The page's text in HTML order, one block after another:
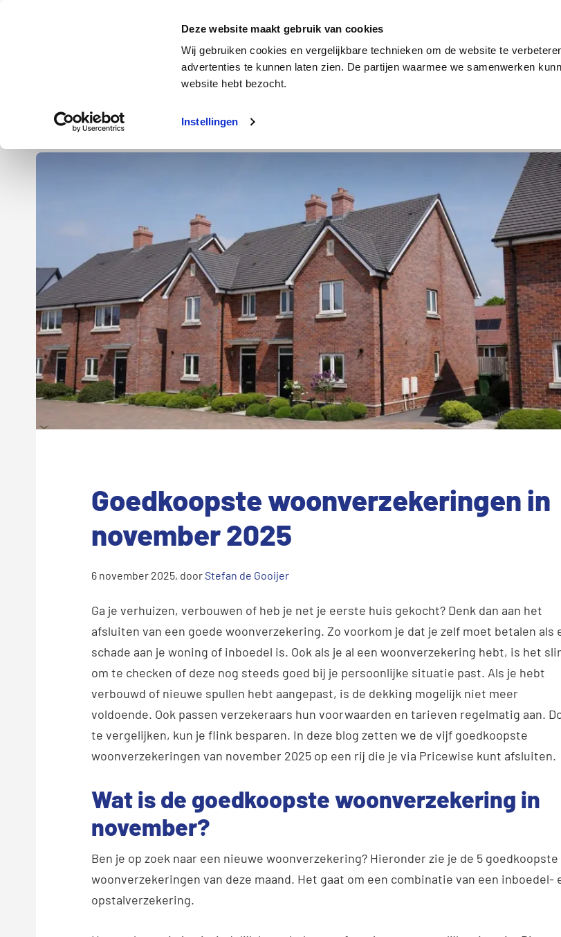
Deze website maakt gebruik van cookies
Wij gebruiken cookies en vergelijkbare technieken om de website te
advertenties te kunnen laten zien. De partijen waarmee we samenwerken
website hebt bezocht.
Instellingen
Energie Verzekeringen Internet en tv
Energie Autoverzekering
Goedkoopste woonverzekeringen in
november 2025
6 november 2025, doorStefan de Gooijer
Ga je verhuizen, verbouwen of heb je net je eerste huis gekocht? Denk dan aan het
afsluiten van een goede woonverzekering. Zo voorkom je dat je zelf moet betalen als
schade aan je woning of inboedel is. Ook als je al een woonverzekering hebt, is het
om te checken of deze nog steeds goed bij je persoonlijke situatie past. Als je hebt
verbouwd of nieuwe spullen hebt aangepast, is de dekking mogelijk niet meer
voldoende. Ook passen verzekeraars hun voorwaarden en tarieven regelmatig aan.
te vergelijken, kun je flink besparen. In deze blog zetten we de vijf goedkoopste
woonverzekeringen van november 2025 op een rij die je via Pricewise kunt afsluiten.
Wat is de goedkoopste woonverzekering in
november?
Ben je op zoek naar een nieuwe woonverzekering? Hieronder zie je de 5 goedkoopste
woonverzekeringen van deze maand. Het gaat om een combinatie van een inboedel-
opstalverzekering.